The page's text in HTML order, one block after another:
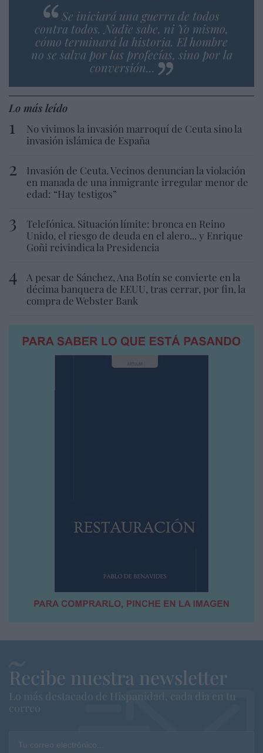
Se iniciará una guerra de todos
contra todos. Nadie sabe, ni Yo mismo,
cómo terminará la historia. El hombre
no se salva por las profecías, sino por la
conversión...
Lo más leído
No vivimos la invasión marroquí de Ceuta sino la
invasión islámica de España
Invasión de Ceuta. Vecinos denuncian la violación
en manada de una inmigrante irregular menor de
edad: “Hay testigos”
Telefónica. Situación límite: bronca en Reino
Unido, el riesgo de deuda en el alero... y Enrique
Goñi reivindica la Presidencia
A pesar de Sánchez, Ana Botín se convierte en la
décima banquera de EEUU, tras cerrar, por fin, la
compra de Webster Bank
Recibe nuestra newsletter
Lo más destacado de Hispanidad, cada dia en tu
correo
Tu correo electrónico...